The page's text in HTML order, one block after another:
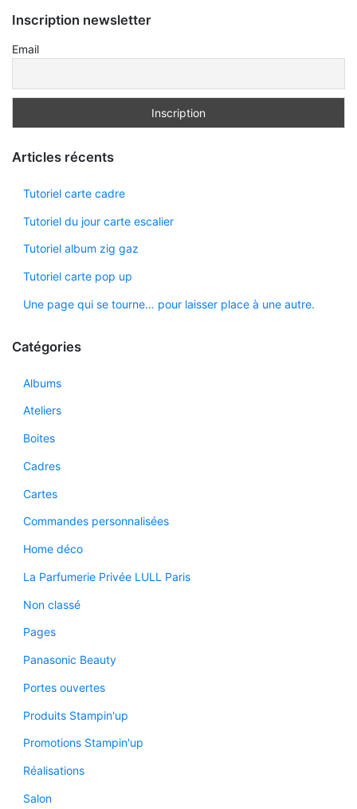
Inscription newsletter
Email
Articles récents
Tutoriel carte cadre
Tutoriel du jour carte escalier
Tutoriel album zig gaz
Tutoriel carte pop up
Une page qui se tourne… pour laisser place à une autre.
Catégories
Albums
Ateliers
Boites
Cadres
Cartes
Commandes personnalisées
Home déco
La Parfumerie Privée LULL Paris
Non classé
Pages
Panasonic Beauty
Portes ouvertes
Produits Stampin'up
Promotions Stampin'up
Réalisations
Salon